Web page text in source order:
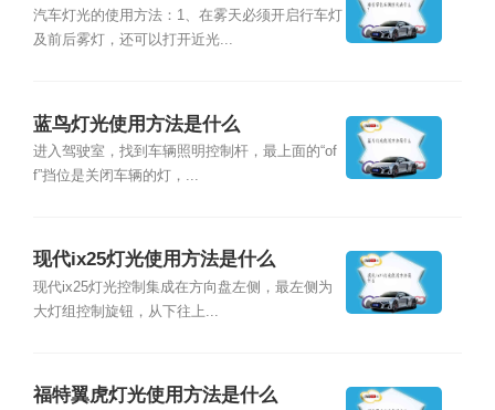
汽车灯光的使用方法：1、在雾天必须开启行车灯
及前后雾灯，还可以打开近光...
蓝鸟灯光使用方法是什么
进入驾驶室，找到车辆照明控制杆，最上面的“of
f”挡位是关闭车辆的灯，...
现代ix25灯光使用方法是什么
现代ix25灯光控制集成在方向盘左侧，最左侧为
大灯组控制旋钮，从下往上...
福特翼虎灯光使用方法是什么